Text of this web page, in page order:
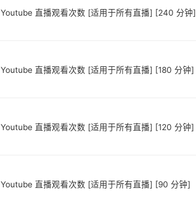
Youtube 直播观看次数 [适用于所有直播] [240 分钟]
Youtube 直播观看次数 [适用于所有直播] [180 分钟]
Youtube 直播观看次数 [适用于所有直播] [120 分钟]
Youtube 直播观看次数 [适用于所有直播] [90 分钟]